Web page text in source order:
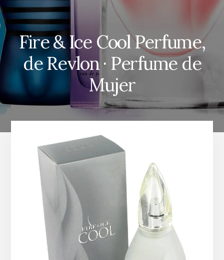
Fire & Ice Cool Perfume,
de Revlon · Perfume de
Mujer